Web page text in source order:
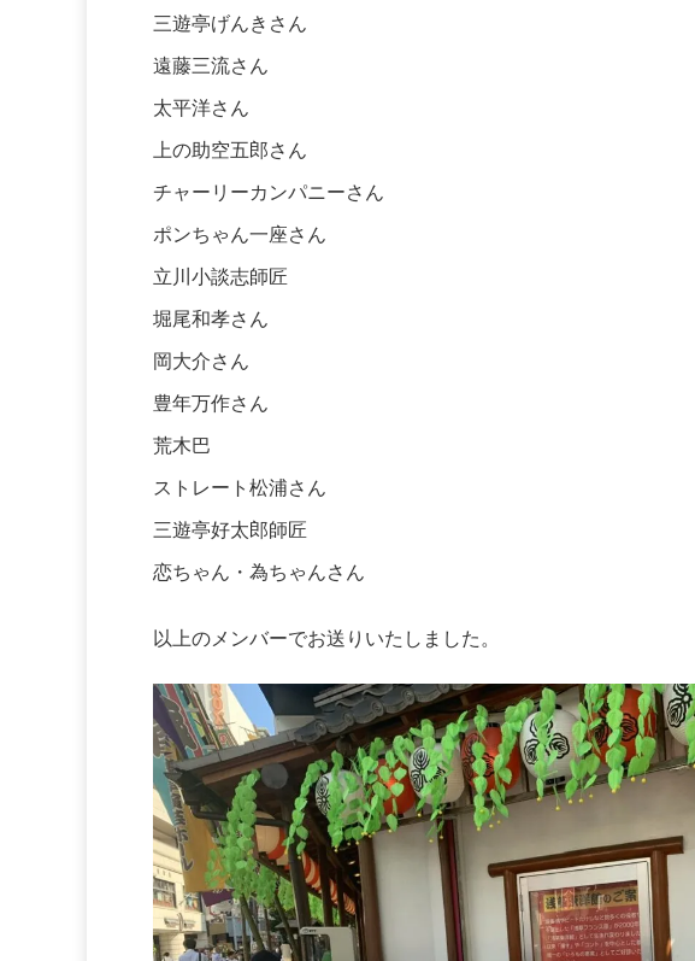
三遊亭げんきさん
遠藤三流さん
太平洋さん
上の助空五郎さん
チャーリーカンパニーさん
ポンちゃん一座さん
立川小談志師匠
堀尾和孝さん
岡大介さん
豊年万作さん
荒木巴
ストレート松浦さん
三遊亭好太郎師匠
恋ちゃん・為ちゃんさん
以上のメンバーでお送りいたしました。